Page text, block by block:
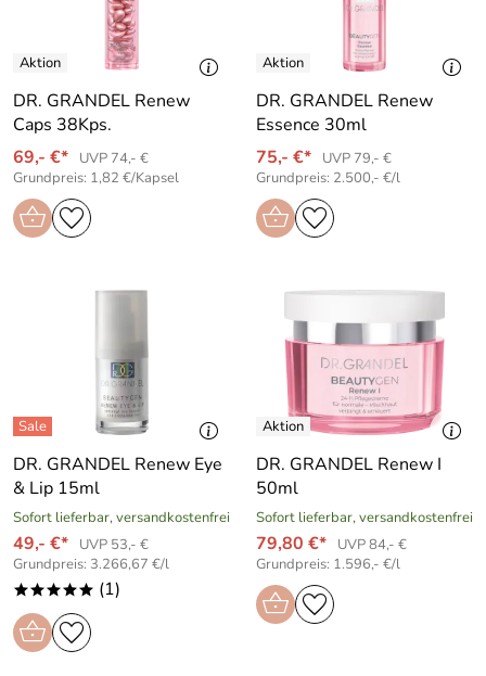
DR. GRANDEL Renew
Caps 38Kps.
69,- €*
UVP 74,- €
Grundpreis: 1,82 €/Kapsel
DR. GRANDEL Renew
Essence 30ml
75,- €*
UVP 79,- €
Grundpreis: 2.500,- €/l
DR. GRANDEL Renew Eye
& Lip 15ml
Sofort lieferbar, versandkostenfrei
49,- €*
UVP 53,- €
Grundpreis: 3.266,67 €/l
***** (1)
DR. GRANDEL Renew I
50ml
Sofort lieferbar, versandkostenfrei
79,80 €*
UVP 84,- €
Grundpreis: 1.596,- €/l